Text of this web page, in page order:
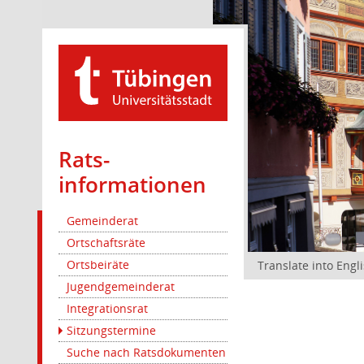
Rats­
informationen
Gemeinderat
Ortschaftsräte
Ortsbeiräte
Jugendgemeinderat
Integrationsrat
Sitzungstermine
Suche nach Ratsdokumenten
Translate into